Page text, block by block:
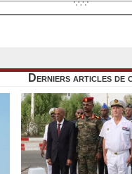
Derniers articles de